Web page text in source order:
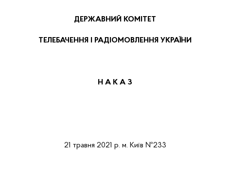
ДЕРЖАВНИЙ КОМІТЕТ
ТЕЛЕБАЧЕННЯ І РАДІОМОВЛЕННЯ УКРАЇНИ
Н А К А З
21 травня 2021 р. м. Київ №233